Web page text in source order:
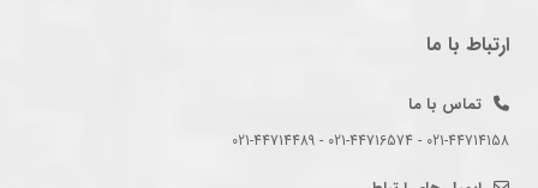
ارتباط با ما
تماس با ما
021-44714158 - 021-44716574 - 021-44714489